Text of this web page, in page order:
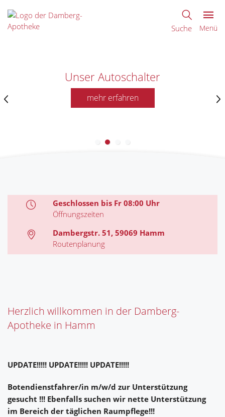
Suche Menü
Unser Autoschalter
mehr erfahren
Geschlossen bis Fr 08:00 Uhr
Öffnungszeiten
Dambergstr. 51, 59069 Hamm
Routenplanung
Herzlich willkommen in der Damberg-
Apotheke in Hamm
UPDATE!!!!! UPDATE!!!!! UPDATE!!!!!
Botendienstfahrer/in m/w/d zur Unterstützung
gesucht !!! Ebenfalls suchen wir nette Unterstützung
im Bereich der täglichen Raumpflege!!!